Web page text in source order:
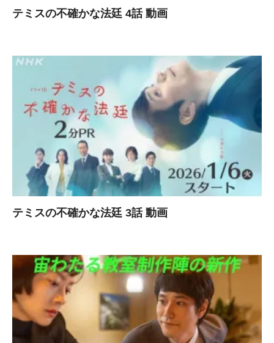
テミスの不確かな法廷 4話 動画
テミスの不確かな法廷 3話 動画